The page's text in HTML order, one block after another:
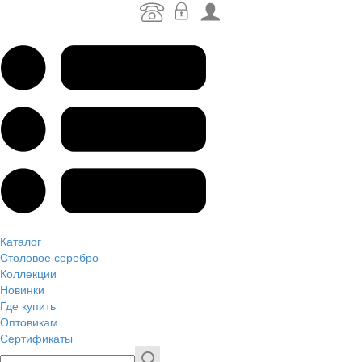
Каталог
Столовое серебро
Коллекции
Новинки
Где купить
Оптовикам
Сертификаты